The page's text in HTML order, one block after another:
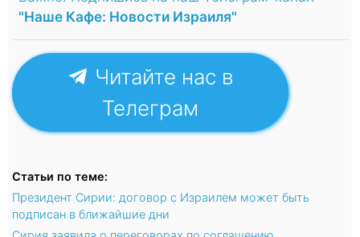
"Наше Кафе: Новости Израиля"
Читайте нас в
Телеграм
Статьи по теме:
Президент Сирии: договор с Израилем может быть
подписан в ближайшие дни